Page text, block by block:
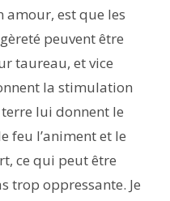
est que les
peuvent être
taureau, et vice
la stimulation
lui donnent le
feu l’animent et le
ce qui peut être
trop oppressante. Je